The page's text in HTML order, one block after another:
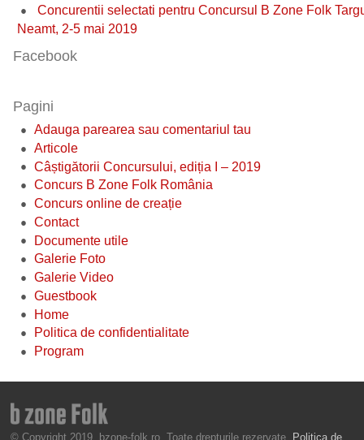
Concurentii selectati pentru Concursul B Zone Folk
Neamt, 2-5 mai 2019
Facebook
Pagini
Adauga parearea sau comentariul tau
Articole
Câștigătorii Concursului, ediția I – 2019
Concurs B Zone Folk România
Concurs online de creație
Contact
Documente utile
Galerie Foto
Galerie Video
Guestbook
Home
Politica de confidentialitate
Program
© Copyright 2019, bzone-folk.ro. Toate drepturile rezervate. Politica de